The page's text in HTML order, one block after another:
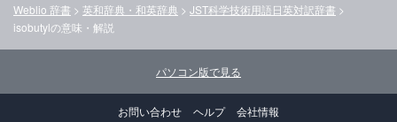
Weblio 辞書 > 英和辞典・和英辞典 > JST科学技術用語日英対訳辞書 >
isobutylの意味・解説
パソコン版で見る
お問い合わせ ヘルプ 会社情報